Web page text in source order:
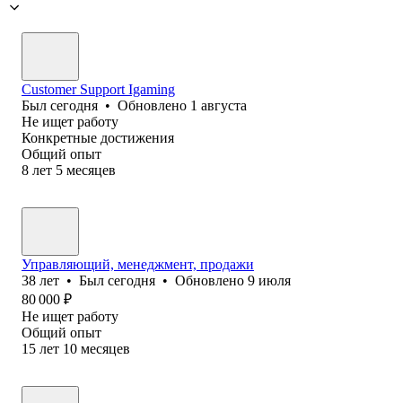
Customer Support Igaming
Был сегодня • Обновлено 1 августа
Не ищет работу
Конкретные достижения
Общий опыт
8 лет 5 месяцев
Управляющий, менеджмент, продажи
38 лет • Был сегодня • Обновлено 9 июля
80 000 ₽
Не ищет работу
Общий опыт
15 лет 10 месяцев